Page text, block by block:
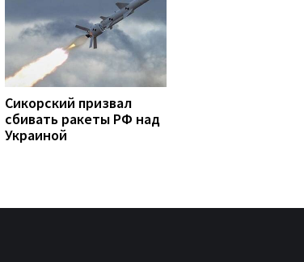
Сикорский призвал
сбивать ракеты РФ над
Украиной